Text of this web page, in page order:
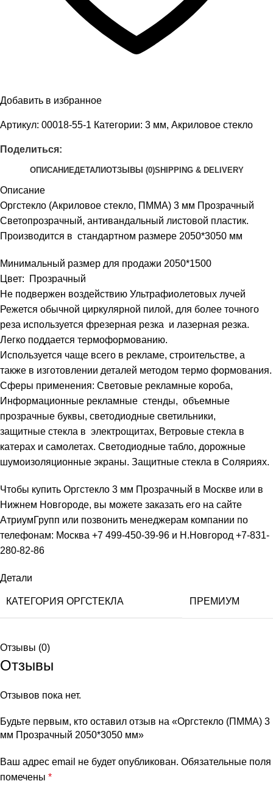
Добавить в избранное
Артикул: 00018-55-1 Категории: 3 мм, Акриловое стекло
Поделиться:
ОПИСАНИЕДЕТАЛИОТЗЫВЫ (0)SHIPPING & DELIVERY
Описание
Оргстекло (Акриловое стекло, ПММА) 3 мм Прозрачный
Светопрозрачный, антивандальный листовой пластик.
Производится в стандартном размере 2050*3050 мм
Минимальный размер для продажи 2050*1500
Цвет: Прозрачный
Не подвержен воздействию Ультрафиолетовых лучей
Режется обычной циркулярной пилой, для более точного
реза используется фрезерная резка и лазерная резка.
Легко поддается термоформованию.
Используется чаще всего в рекламе, строительстве, а
также в изготовлении деталей методом термо формования.
Сферы применения: Световые рекламные короба,
Информационные рекламные стенды, объемные
прозрачные буквы, светодиодные светильники,
защитные стекла в электрощитах, Ветровые стекла в
катерах и самолетах. Светодиодные табло, дорожные
шумоизоляционные экраны. Защитные стекла в Соляриях.
Чтобы купить Оргстекло 3 мм Прозрачный в Москве или в
Нижнем Новгороде, вы можете заказать его на сайте
АтриумГрупп или позвонить менеджерам компании по
телефонам: Москва +7 499-450-39-96 и Н.Новгород +7-831-
280-82-86
Детали
КАТЕГОРИЯ ОРГСТЕКЛА ПРЕМИУМ
Отзывы (0)
Отзывы
Отзывов пока нет.
Будьте первым, кто оставил отзыв на «Оргстекло (ПММА) 3
мм Прозрачный 2050*3050 мм»
Ваш адрес email не будет опубликован. Обязательные поля
помечены *